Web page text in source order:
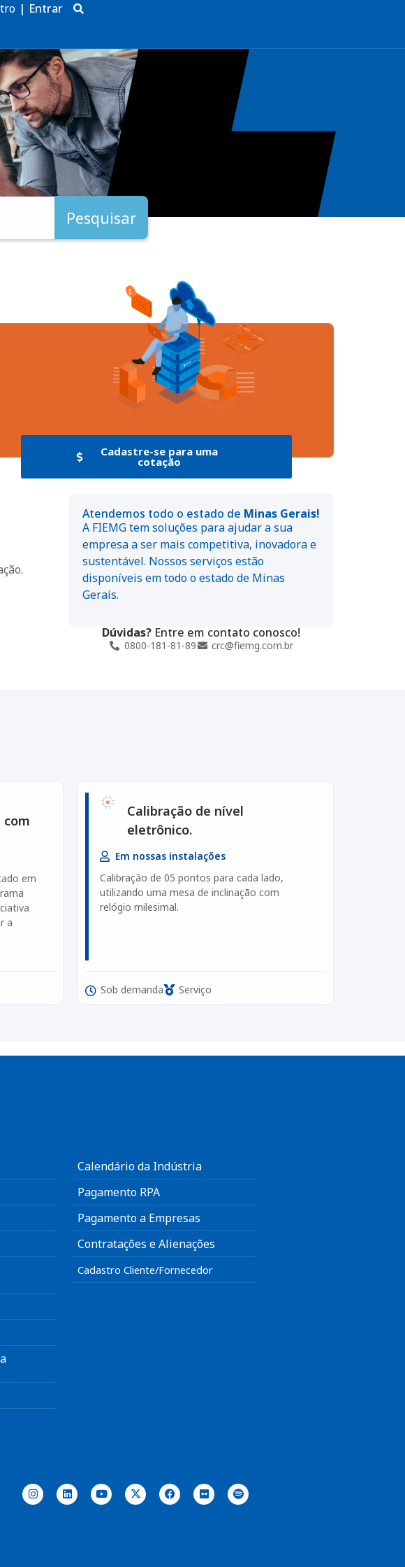
| Entrar
Pesquisar
Cadastre-se para uma
cotação
Atendemos todo o estado de Minas Gerais!
A FIEMG tem soluções para ajudar a sua
empresa a ser mais competitiva, inovadora e
sustentável. Nossos serviços estão
disponíveis em todo o estado de Minas
Gerais.
Dúvidas?Entre em contato conosco!
0800-181-81-89 crc@fiemg.com.br
em
a
Calibração de nível
eletrônico.
Em nossas instalações
Calibração de 05 pontos para cada lado,
utilizando uma mesa de inclinação com
relógio milesimal.
Sob demanda Serviço
Calendário da Indústria
Pagamento RPA
Pagamento a Empresas
Contratações e Alienações
Cadastro Cliente/Fornecedor